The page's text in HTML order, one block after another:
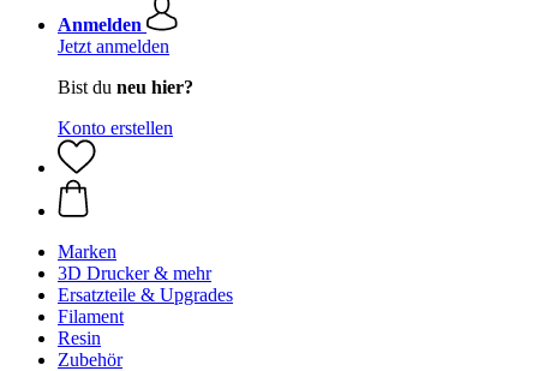
Anmelden
Jetzt anmelden
Bist du neu hier?
Konto erstellen
Marken
3D Drucker & mehr
Ersatzteile & Upgrades
Filament
Resin
Zubehör